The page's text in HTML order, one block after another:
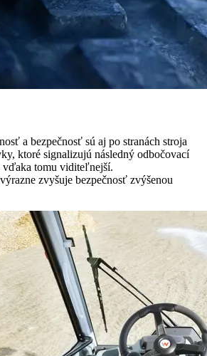
a bezpečnosť sú aj po stranách stroja
ktoré signalizujú následný odbočovací
vďaka tomu viditeľnejší.
zvyšuje bezpečnosť zvýšenou